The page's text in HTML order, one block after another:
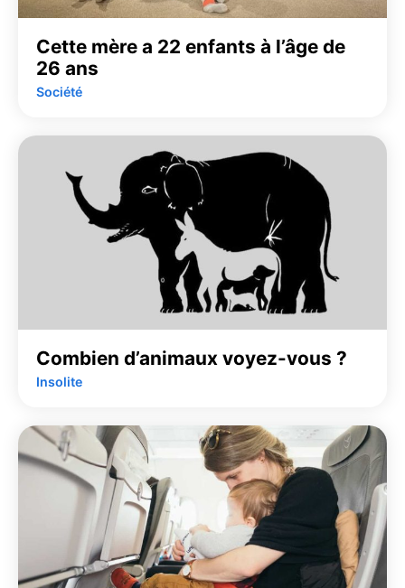
Cette mère a 22 enfants à l’âge de
26 ans
Société
Combien d’animaux voyez-vous ?
Insolite